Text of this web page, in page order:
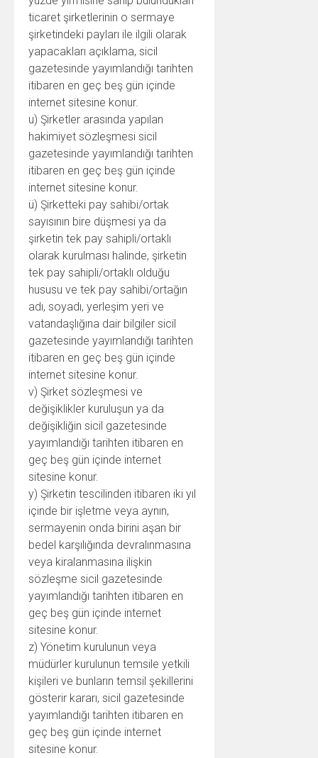
ticaret şirketlerinin o sermaye
şirketindeki payları ile ilgili olarak
yapacakları açıklama, sicil
gazetesinde yayımlandığı tarihten
itibaren en geç beş gün içinde
internet sitesine konur.
u) Şirketler arasında yapılan
hakimiyet sözleşmesi sicil
gazetesinde yayımlandığı tarihten
itibaren en geç beş gün içinde
internet sitesine konur.
ü) Şirketteki pay sahibi/ortak
sayısının bire düşmesi ya da
şirketin tek pay sahipli/ortaklı
olarak kurulması halinde, şirketin
tek pay sahipli/ortaklı olduğu
hususu ve tek pay sahibi/ortağın
adı, soyadı, yerleşim yeri ve
vatandaşlığına dair bilgiler sicil
gazetesinde yayımlandığı tarihten
itibaren en geç beş gün içinde
internet sitesine konur.
v) Şirket sözleşmesi ve
değişiklikler kuruluşun ya da
değişikliğin sicil gazetesinde
yayımlandığı tarihten itibaren en
geç beş gün içinde internet
sitesine konur.
y) Şirketin tescilinden itibaren iki yıl
içinde bir işletme veya aynın,
sermayenin onda birini aşan bir
bedel karşılığında devralınmasına
veya kiralanmasına ilişkin
sözleşme sicil gazetesinde
yayımlandığı tarihten itibaren en
geç beş gün içinde internet
sitesine konur.
z) Yönetim kurulunun veya
müdürler kurulunun temsile yetkili
kişileri ve bunların temsil şekillerini
gösterir kararı, sicil gazetesinde
yayımlandığı tarihten itibaren en
geç beş gün içinde internet
sitesine konur.